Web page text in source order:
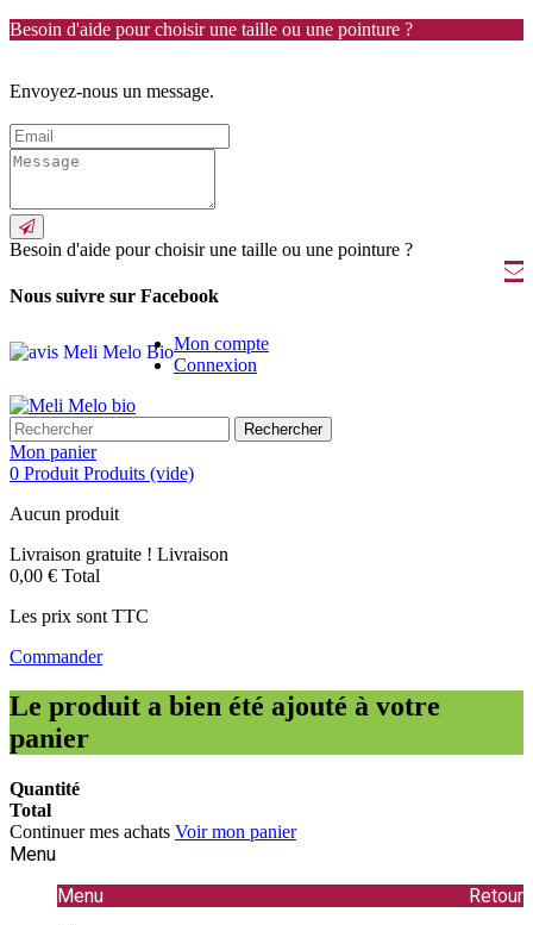
Besoin d'aide pour choisir une taille ou une pointure ?
Envoyez-nous un message.
Besoin d'aide pour choisir une taille ou une pointure ?
Nous suivre sur Facebook
Mon compte
Connexion
Rechercher
Mon panier
0 Produit Produits (vide)
Aucun produit
Livraison gratuite ! Livraison
0,00 € Total
Les prix sont TTC
Commander
Le produit a bien été ajouté à votre
panier
Quantité
Total
Continuer mes achats Voir mon panier
Menu
Menu
Retour